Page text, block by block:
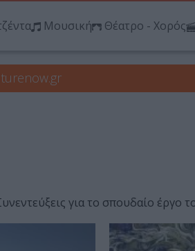
Μουσική Θέατρο - Χορός
για το σπουδαίο έργο